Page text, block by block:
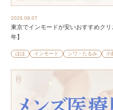
2026.08.07
東京でインモードが安いおすすめク
年】
ほほ インモード シワ・たるみ 小